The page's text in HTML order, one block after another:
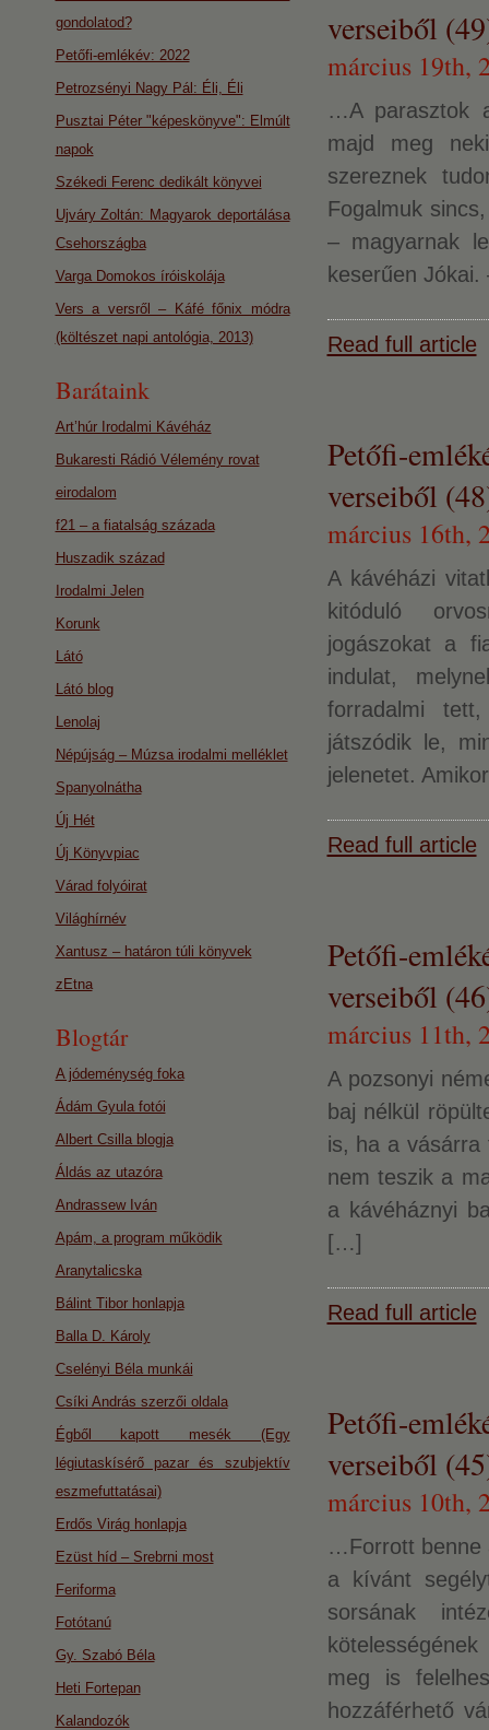
verseiből
március 19th,
…A parasztok
majd meg
szereznek
Fogalmuk
– magyarnak
keserűen
Read full article
Petőfi-
verseiből
március 16th,
A kávéházi
kitóduló
jogászokat a
indulat,
forradalmi
játszódik le,
jelenetet.
Read full article
Petőfi-
verseiből
március 11th,
A pozsonyi
baj nélkül
is, ha a vásárra
nem teszik a
a kávéháznyi
[…]
Read full article
Petőfi-
verseiből
március 10th,
…Forrott benne
a kívánt
sorsának
meg is
hozzáférhető
gondolatod?
Petőfi-emlékév: 2022
Petrozsényi Nagy Pál: Éli, Éli
Pusztai Péter "képeskönyve": Elmúlt
napok
Székedi Ferenc dedikált könyvei
Ujváry Zoltán: Magyarok deportálása
Csehországba
Varga Domokos íróiskolája
Vers a versről – Káfé főnix módra
(költészet napi antológia, 2013)
Barátaink
Art’húr Irodalmi Kávéház
Bukaresti Rádió Vélemény rovat
eirodalom
f21 – a fiatalság százada
Huszadik század
Irodalmi Jelen
Korunk
Látó
Látó blog
Lenolaj
Népújság – Múzsa irodalmi melléklet
Spanyolnátha
Új Hét
Új Könyvpiac
Várad folyóirat
Világhírnév
Xantusz – határon túli könyvek
zEtna
Blogtár
A jódeménység foka
Ádám Gyula fotói
Albert Csilla blogja
Áldás az utazóra
Andrassew Iván
Apám, a program működik
Aranytalicska
Bálint Tibor honlapja
Balla D. Károly
Cselényi Béla munkái
Csíki András szerzői oldala
Égből kapott mesék (Egy
légiutaskísérő pazar és szubjektív
eszmefuttatásai)
Erdős Virág honlapja
Ezüst híd – Srebrni most
Feriforma
Fotótanú
Gy. Szabó Béla
Heti Fortepan
Kalandozók